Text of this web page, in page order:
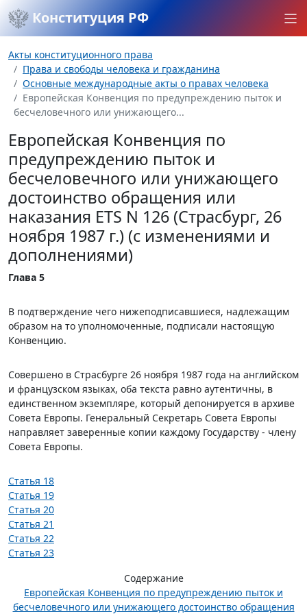
Конституция РФ
Акты конституционного права
Права и свободы человека и гражданина
Основные международные акты о правах человека
Европейская Конвенция по предупреждению пыток и
бесчеловечного или унижающего...
Европейская Конвенция по
предупреждению пыток и
бесчеловечного или унижающего
достоинство обращения или
наказания ETS N 126 (Страсбург, 26
ноября 1987 г.) (с изменениями и
дополнениями)
Глава 5
В подтверждение чего нижеподписавшиеся, надлежащим
образом на то уполномоченные, подписали настоящую
Конвенцию.
Совершено в Страсбурге 26 ноября 1987 года на английском
и французском языках, оба текста равно аутентичны, в
единственном экземпляре, который депонируется в архиве
Совета Европы. Генеральный Секретарь Совета Европы
направляет заверенные копии каждому Государству - члену
Совета Европы.
Статья 18
Статья 19
Статья 20
Статья 21
Статья 22
Статья 23
Содержание
Европейская Конвенция по предупреждению пыток и
бесчеловечного или унижающего достоинство обращения